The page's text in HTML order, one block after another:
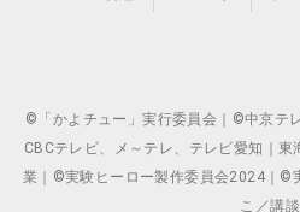
©「かよチュー」実行委員会｜©中京テ
CBCテレビ、メ～テレ、テレビ愛知｜
業｜©実験ヒーロー製作委員会2024｜©
こ／講